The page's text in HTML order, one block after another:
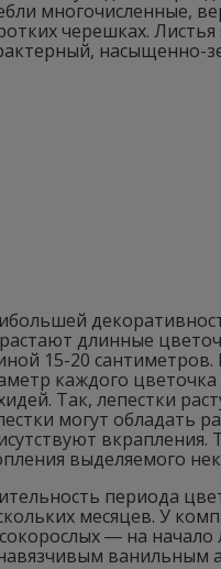
многочисленные,
черешках.
насыщенно-
длинные
15-20 сантиметров.
каждого
Так, лепестки
могут обладать
выделяемого
периода
месяцев. У
― на начало
ванильным